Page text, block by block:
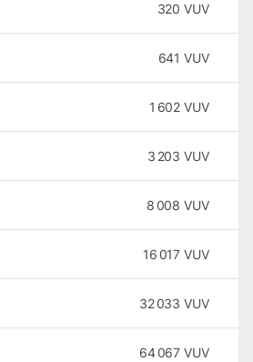
320 VUV
641 VUV
1 602 VUV
3 203 VUV
8 008 VUV
16 017 VUV
32 033 VUV
64 067 VUV